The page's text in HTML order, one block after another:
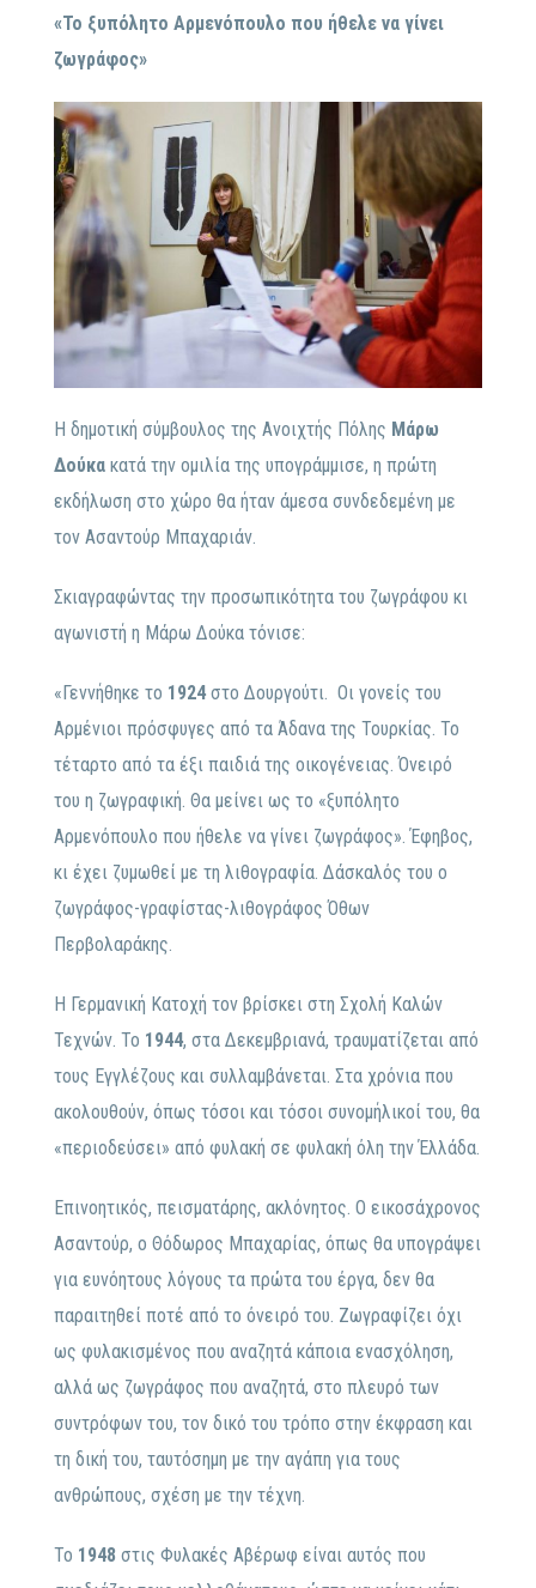
«Το ξυπόλητο Αρμενόπουλο που ήθελε να γίνει
ζωγράφος»
H δημοτική σύμβουλος της Ανοιχτής Πόλης Μάρω
Δούκα κατά την ομιλία της υπογράμμισε, η πρώτη
εκδήλωση στο χώρο θα ήταν άμεσα συνδεδεμένη με
τον Ασαντούρ Μπαχαριάν.
Σκιαγραφώντας την προσωπικότητα του ζωγράφου κι
αγωνιστή η Μάρω Δούκα τόνισε:
«Γεννήθηκε το 1924 στο Δουργούτι. Οι γονείς του
Αρμένιοι πρόσφυγες από τα Άδανα της Τουρκίας. Το
τέταρτο από τα έξι παιδιά της οικογένειας. Όνειρό
του η ζωγραφική. Θα μείνει ως το «ξυπόλητο
Αρμενόπουλο που ήθελε να γίνει ζωγράφος». Έφηβος,
κι έχει ζυμωθεί με τη λιθογραφία. Δάσκαλός του ο
ζωγράφος-γραφίστας-λιθογράφος Όθων
Περβολαράκης.
Η Γερμανική Κατοχή τον βρίσκει στη Σχολή Καλών
Τεχνών. Το 1944, στα Δεκεμβριανά, τραυματίζεται από
τους Εγγλέζους και συλλαμβάνεται. Στα χρόνια που
ακολουθούν, όπως τόσοι και τόσοι συνομήλικοί του, θα
«περιοδεύσει» από φυλακή σε φυλακή όλη την Έλλάδα.
Επινοητικός, πεισματάρης, ακλόνητος. Ο εικοσάχρονος
Ασαντούρ, ο Θόδωρος Μπαχαρίας, όπως θα υπογράψει
για ευνόητους λόγους τα πρώτα του έργα, δεν θα
παραιτηθεί ποτέ από το όνειρό του. Ζωγραφίζει όχι
ως φυλακισμένος που αναζητά κάποια ενασχόληση,
αλλά ως ζωγράφος που αναζητά, στο πλευρό των
συντρόφων του, τον δικό του τρόπο στην έκφραση και
τη δική του, ταυτόσημη με την αγάπη για τους
ανθρώπους, σχέση με την τέχνη.
Το 1948 στις Φυλακές Αβέρωφ είναι αυτός που